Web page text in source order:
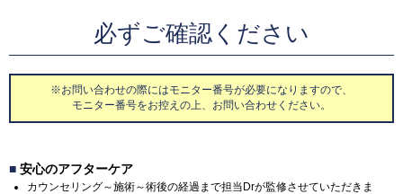
必ずご確認ください
※お問い合わせの際にはモニター番号が必要になりますので、
モニター番号をお控えの上、お問い合わせください。
■ 安心のアフターケア
カウンセリング～施術～術後の経過まで担当Drが監修させていただきま